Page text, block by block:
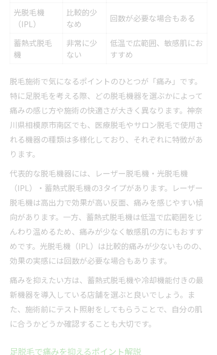
光脱毛機
（IPL）
比較的少
なめ
回数が必要な場合もある
蓄熱式脱毛
機
非常に少
ない
低温で広範囲、敏感肌にお
すすめ
脱毛施術で気になるポイントのひとつが「痛み」です。
特に足脱毛を考える際、どの脱毛機器を選ぶかによって
痛みの感じ方や施術の快適さが大きく異なります。神奈
川県相模原市南区でも、医療脱毛やサロン脱毛で使用さ
れる機器の種類は多様化しており、それぞれに特徴があ
ります。
代表的な脱毛機器には、レーザー脱毛機・光脱毛機
（IPL）・蓄熱式脱毛機の3タイプがあります。レーザー
脱毛機は高出力で効果が高い反面、痛みを感じやすい傾
向があります。一方、蓄熱式脱毛機は低温で広範囲をじ
んわり温めるため、痛みが少なく敏感肌の方にもおすす
めです。光脱毛機（IPL）は比較的痛みが少ないものの、
効果の実感には回数が必要な場合もあります。
痛みを抑えたい方は、蓄熱式脱毛機や冷却機能付きの最
新機器を導入している店舗を選ぶと良いでしょう。ま
た、施術前にテスト照射をしてもらうことで、自分の肌
に合うかどうか確認することも大切です。
足脱毛で痛みを抑えるポイント解説